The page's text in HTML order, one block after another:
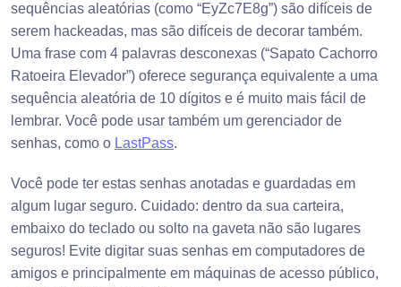
sequências aleatórias (como “EyZc7E8g”) são difíceis de
serem hackeadas, mas são difíceis de decorar também.
Uma frase com 4 palavras desconexas (“Sapato Cachorro
Ratoeira Elevador”) oferece segurança equivalente a uma
sequência aleatória de 10 dígitos e é muito mais fácil de
lembrar. Você pode usar também um gerenciador de
senhas, como o LastPass.
Você pode ter estas senhas anotadas e guardadas em
algum lugar seguro. Cuidado: dentro da sua carteira,
embaixo do teclado ou solto na gaveta não são lugares
seguros! Evite digitar suas senhas em computadores de
amigos e principalmente em máquinas de acesso público,